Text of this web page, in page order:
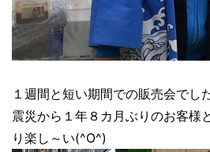
１週間と短い期間での販売会でし
震災から１年８カ月ぶりのお客様
り楽し～い(^O^)